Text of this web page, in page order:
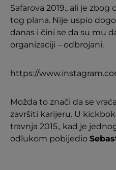
Safarova 2019., ali je
tog plana. Nije uspio
danas i čini se da su mu
organizaciji – odbrojani.
https://
Možda to znači da se
završiti karijeru. U
travnja 2015., kad je
odlukom pobijedio